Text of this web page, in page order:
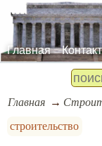
Главная
Главная
строительство